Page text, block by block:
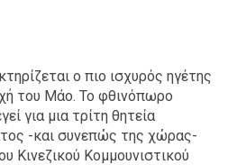
ο πιο ισχυρός ηγέτης
του Μάο. Το φθινόπωρο
για μια τρίτη θητεία
-και συνεπώς της χώρας-
Κινεζικού Κομμουνιστικού